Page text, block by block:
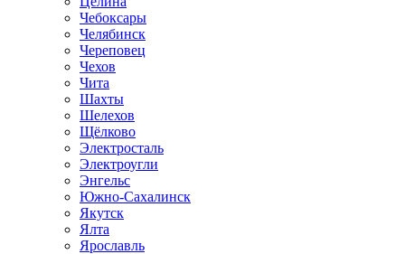
Чебоксары
Челябинск
Череповец
Чехов
Чита
Шахты
Шелехов
Щёлково
Электросталь
Электроугли
Энгельс
Южно-Сахалинск
Якутск
Ялта
Ярославль